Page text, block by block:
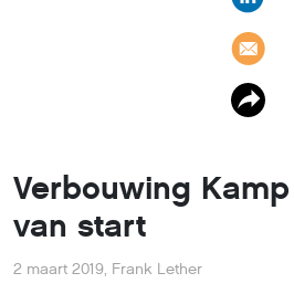
Verbouwing
van start
2 maart 2019, Frank Lether